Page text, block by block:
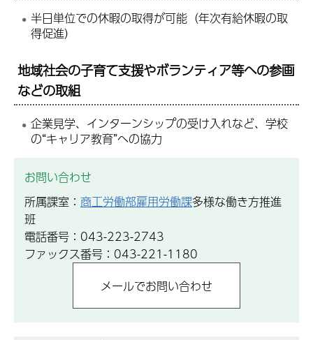
半日単位での休暇の取得が可能（年次有給休暇の取
得促進）
地域社会の子育て支援やボランティア等への参画
などの取組
企業見学、インターンシップの受け入れなど、学校
の“キャリア教育”への協力
お問い合わせ
所属課室： 商工労働部雇用労働課多様な働き方推進
班
電話番号：043-223-2743
ファックス番号：043-221-1180